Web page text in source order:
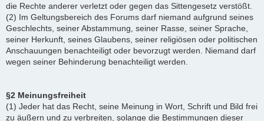
die Rechte anderer verletzt oder gegen das Sittengesetz verstößt.
(2) Im Geltungsbereich des Forums darf niemand aufgrund seines
Geschlechts, seiner Abstammung, seiner Rasse, seiner Sprache,
seiner Herkunft, seines Glaubens, seiner religiösen oder politischen
Anschauungen benachteiligt oder bevorzugt werden. Niemand darf
wegen seiner Behinderung benachteiligt werden.
§2 Meinungsfreiheit
(1) Jeder hat das Recht, seine Meinung in Wort, Schrift und Bild frei
zu äußern und zu verbreiten, solange die Bestimmungen dieser